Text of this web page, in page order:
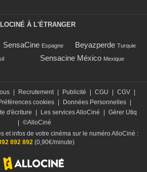
À L'ÉTRANGER
SensaCine Espagne Beyazperde Turquie
Sensacine México Mexique
Recrutement Publicité CGU CGV
cookies Données Personnelles
d'écriture Les services AlloCiné
Gérer Utiq
©AlloCiné
et infos de votre cinéma sur le numéro AlloCiné :
892 892(0,90€/minute)